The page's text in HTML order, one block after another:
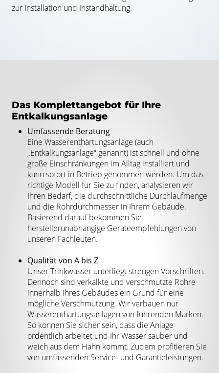
zur Installation und Instandhaltung.
Das Komplettangebot für Ihre
Entkalkungsanlage
Umfassende Beratung
Eine Wasserenthärtungsanlage (auch
„Entkalkungsanlage“ genannt) ist schnell und ohne
große Einschränkungen im Alltag installiert und
kann sofort in Betrieb genommen werden. Um das
richtige Modell für Sie zu finden, analysieren wir
Ihren Bedarf, die durchschnittliche Durchlaufmenge
und die Rohrdurchmesser in Ihrem Gebäude.
Basierend darauf bekommen Sie
herstellerunabhängige Geräteempfehlungen von
unseren Fachleuten.
Qualität von A bis Z
Unser Trinkwasser unterliegt strengen Vorschriften.
Dennoch sind verkalkte und verschmutzte Rohre
innerhalb Ihres Gebäudes ein Grund für eine
mögliche Verschmutzung. Wir verbauen nur
Wasserenthärtungsanlagen von führenden Marken.
So können Sie sicher sein, dass die Anlage
ordentlich arbeitet und Ihr Wasser sauber und
weich aus dem Hahn kommt. Zudem profitieren Sie
von umfassenden Service- und Garantieleistungen.